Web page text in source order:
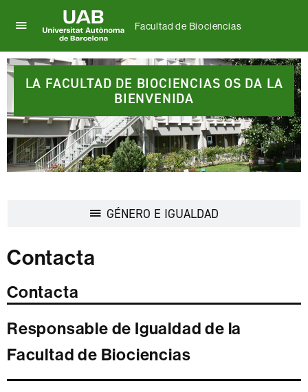
aquí
para
desplegar
de
Facultad
de
Biociencias
Universitat
Autònoma
de
Facultad de Biociencias
Destacados
LA FACULTAD DE BIOCIENCIAS OS DA LA
BIENVENIDA
GÉNERO E IGUALDADDesplegar
Contacta
Contacta
Responsable de Igualdad de la
Facultad de Biociencias